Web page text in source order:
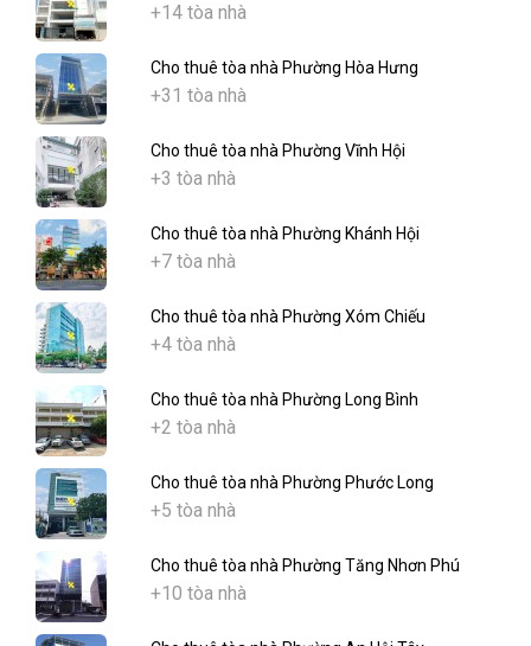
+14 tòa nhà
Cho thuê tòa nhà Phường Hòa Hưng
+31 tòa nhà
Cho thuê tòa nhà Phường Vĩnh Hội
+3 tòa nhà
Cho thuê tòa nhà Phường Khánh Hội
+7 tòa nhà
Cho thuê tòa nhà Phường Xóm Chiếu
+4 tòa nhà
Cho thuê tòa nhà Phường Long Bình
+2 tòa nhà
Cho thuê tòa nhà Phường Phước Long
+5 tòa nhà
Cho thuê tòa nhà Phường Tăng Nhơn Phú
+10 tòa nhà